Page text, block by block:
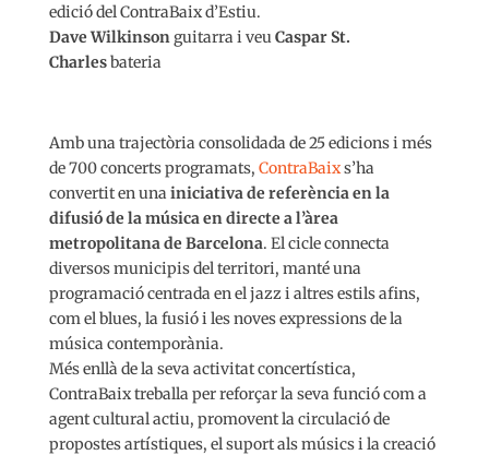
edició del ContraBaix d’Estiu.
Dave Wilkinson guitarra i veu Caspar St.
Charlesbateria
Amb una trajectòria consolidada de 25 edicions i més
de 700 concerts programats, ContraBaixs’ha
convertit en una iniciativa de referència en la
difusió de la música en directe a l’àrea
metropolitana de Barcelona. El cicle connecta
diversos municipis del territori, manté una
programació centrada en el jazz i altres estils afins,
com el blues, la fusió i les noves expressions de la
música contemporània.
Més enllà de la seva activitat concertística,
ContraBaix treballa per reforçar la seva funció com a
agent cultural actiu, promovent la circulació de
propostes artístiques, el suport als músics i la creació